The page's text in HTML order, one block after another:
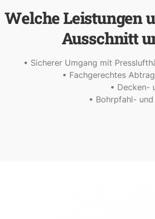
Welche Leistungen
Ausschnitt
• Sicherer Umgang mit
• Fachgerechtes
• Decken-
• Bohrpfahl-